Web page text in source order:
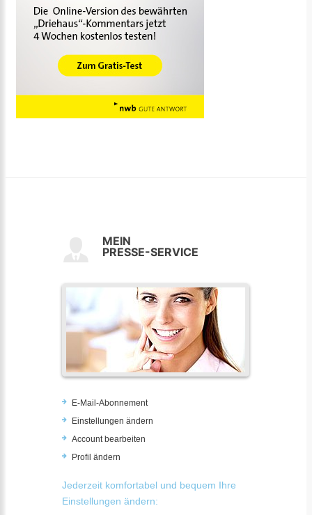
MEIN
PRESSE-SERVICE
E-Mail-Abonnement
Einstellungen ändern
Account bearbeiten
Profil ändern
Jederzeit komfortabel und bequem Ihre
Einstellungen ändern: